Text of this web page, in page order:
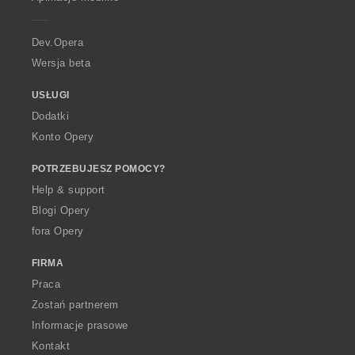
a
Dev.Opera
Wersja beta
USŁUGI
Dodatki
Konto Opery
POTRZEBUJESZ POMOCY?
Help & support
Blogi Opery
fora Opery
FIRMA
Praca
Zostań partnerem
Informacje prasowe
Kontakt